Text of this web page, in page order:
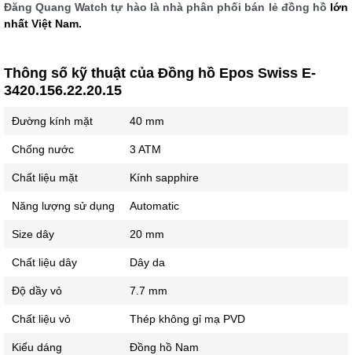
Đăng Quang Watch tự hào là nhà phân phối bán lẻ đồng hồ lớn
nhất Việt Nam.
Thông số kỹ thuật của Đồng hồ Epos Swiss E-
3420.156.22.20.15
Đường kính mặt 40 mm
Chống nước 3 ATM
Chất liệu mặt Kính sapphire
Năng lượng sử dụng Automatic
Size dây 20 mm
Chất liệu dây Dây da
Độ dầy vỏ 7.7 mm
Chất liệu vỏ Thép không gỉ mạ PVD
Kiểu dáng Đồng hồ Nam